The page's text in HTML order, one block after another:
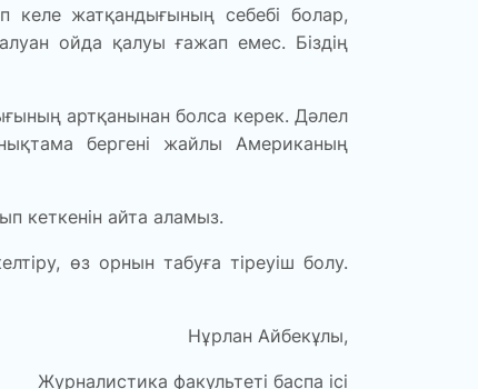
келе жатқандығының себебі болар,
ойда қалуы ғажап емес. Біздің
артқанынан болса керек. Дәлел
бергені жайлы Американың
кеткенін айта аламыз.
өз орнын табуға тіреуіш болу.
Нұрлан Айбекұлы,
Журналистика факультеті баспа ісі